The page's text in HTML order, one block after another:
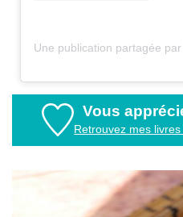
Vous
Retrouvez mes